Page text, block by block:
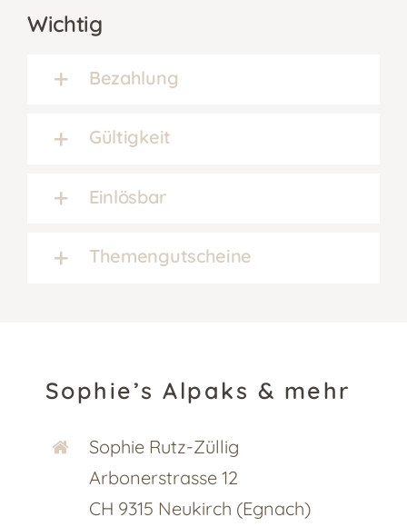
Wichtig
Bezahlung
Gültigkeit
Einlösbar
Themengutscheine
Sophie’s Alpaks & mehr
Sophie Rutz-Züllig
Arbonerstrasse 12
CH 9315 Neukirch (Egnach)